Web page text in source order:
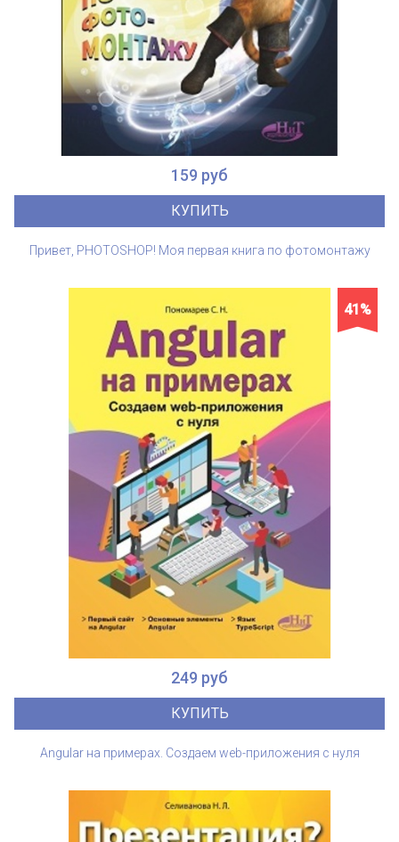
159 руб
КУПИТЬ
Привет, PHOTOSHOP! Моя первая книга по фотомонтажу
41%
249 руб
КУПИТЬ
Angular на примерах. Создаем web-приложения с нуля